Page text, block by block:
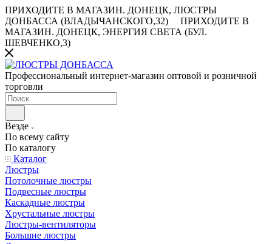
ПРИХОДИТЕ В МАГАЗИН. ДОНЕЦК, ЛЮСТРЫ
ДОНБАССА (ВЛАДЫЧАНСКОГО,32)
ПРИХОДИТЕ В
МАГАЗИН. ДОНЕЦК, ЭНЕРГИЯ СВЕТА (БУЛ.
ШЕВЧЕНКО,3)
Профессиональный интернет-магазин оптовой и розничной
торговли
Везде
По всему сайту
По каталогу
Каталог
Люстры
Потолочные люстры
Подвесные люстры
Каскадные люстры
Хрустальные люстры
Люстры-вентиляторы
Большие люстры